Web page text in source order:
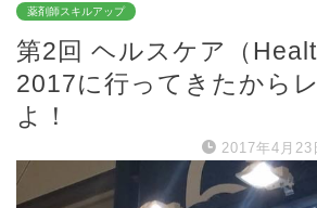
薬剤師スキルアップ
第2回 ヘルスケア（
2017に行ってきたから
よ！
2017年4月23